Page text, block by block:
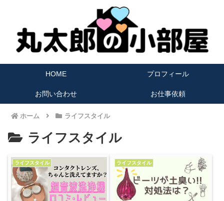
HOME プロフィール
お問い合わせ お仕事依頼
ホーム ライフスタイル
ライフスタイル
ライフスタイル ライフスタイル